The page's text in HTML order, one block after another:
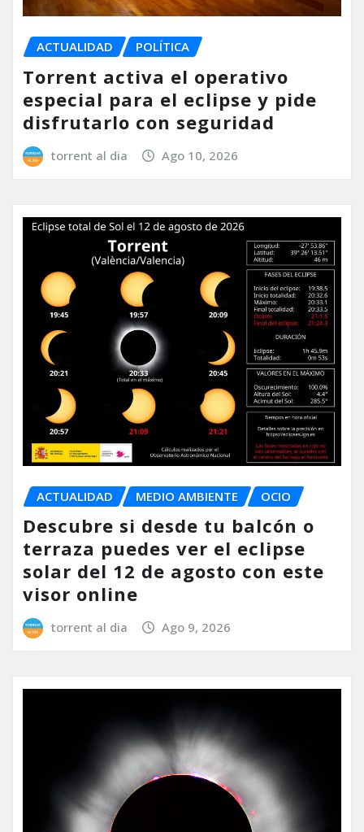
ACTUALIDAD POLÍTICA
Torrent activa el operativo
especial para el eclipse y pide
disfrutarlo con seguridad
torrent al dia Ago 10, 2026
ACTUALIDAD MEDIO AMBIENTE OCIO
Descubre si desde tu balcón o
terraza puedes ver el eclipse
solar del 12 de agosto con este
visor online
torrent al dia Ago 9, 2026